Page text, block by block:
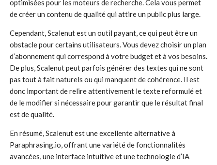
optimisées pour les moteurs de recherche. Cela vous permet
de créer un contenu de qualité qui attire un public plus large.
Cependant, Scalenut est un outil payant, ce qui peut être un
obstacle pour certains utilisateurs. Vous devez choisir un plan
d’abonnement qui correspond à votre budget et à vos besoins.
De plus, Scalenut peut parfois générer des textes qui ne sont
pas tout à fait naturels ou qui manquent de cohérence. Il est
donc important de relire attentivement le texte reformulé et
de le modifier si nécessaire pour garantir que le résultat final
est de qualité.
En résumé, Scalenut est une excellente alternative à
Paraphrasing.io, offrant une variété de fonctionnalités
avancées, une interface intuitive et une technologie d’IA